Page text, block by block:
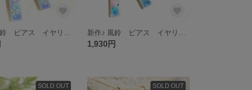
1,930円
SOLD OUT SOLD OUT